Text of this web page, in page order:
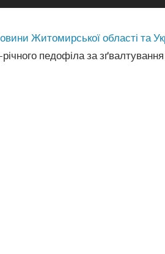
Житомирської області та
педофіла за